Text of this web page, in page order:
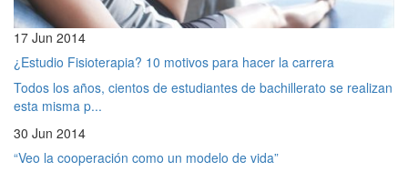
17 Jun 2014
¿Estudio Fisioterapia? 10 motivos para hacer la carrera
Todos los años, cientos de estudiantes de bachillerato se realizan
esta misma p...
30 Jun 2014
“Veo la cooperación como un modelo de vida”